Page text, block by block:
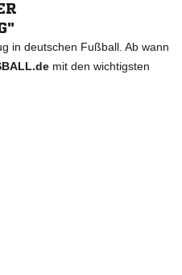
in deutschen Fußball. Ab wann
mit den wichtigsten